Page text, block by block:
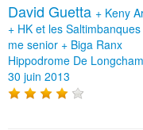
David Guetta + Keny
+ HK et les Saltimbanques
me senior + Biga Ranx
Hippodrome De
30 juin 2013